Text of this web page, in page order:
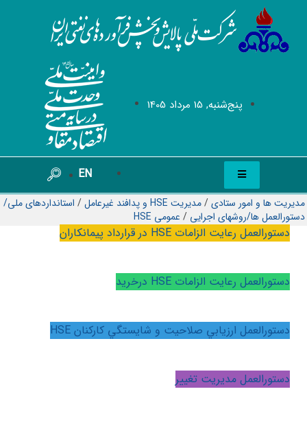
پنج‌شنبه, 15 مرداد 1405
EN
مدیریت ها و امور ستادی/مدیریت HSE و پدافند غیرعامل / استانداردهای ملی/
دستورالعمل ها/روشهای اجرایی / عمومی HSE
دستورالعمل رعايت الزامات HSE در قرارداد پيمانكاران
دستورالعمل رعايت الزامات HSE درخريد
دستورالعمل ارزيابي صلاحيت و شايستگي كاركنان HSE
دستورالعمل مديريت تغيير